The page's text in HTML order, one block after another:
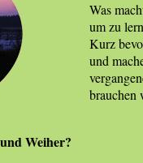
Was
um zu
Kurz
und
brauchen
Weiher?